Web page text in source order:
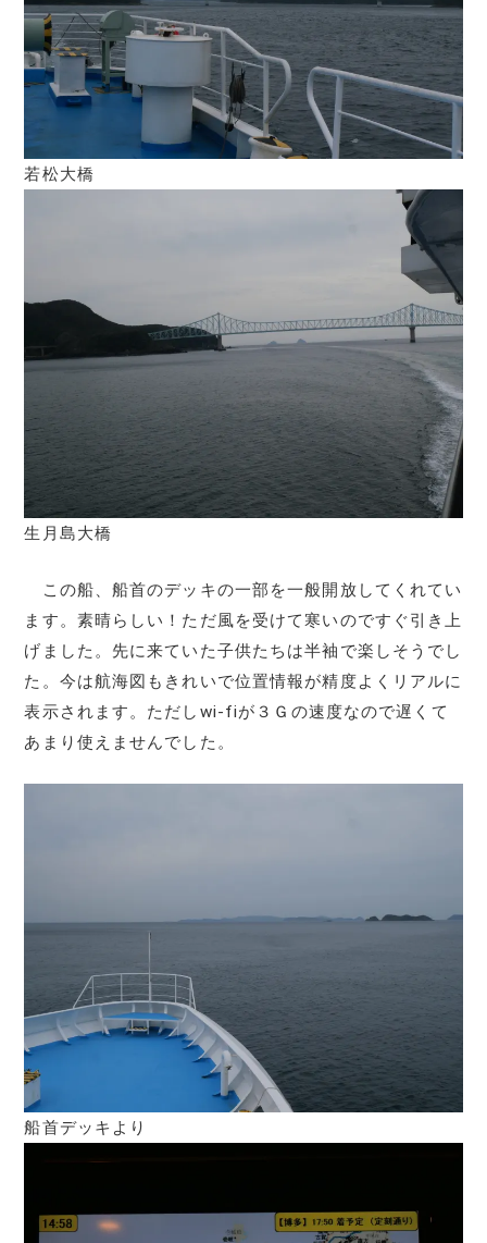
若松大橋
生月島大橋
この船、船首のデッキの一部を一般開放してくれてい
ます。素晴らしい！ただ風を受けて寒いのですぐ引き上
げました。先に来ていた子供たちは半袖で楽しそうでし
た。今は航海図もきれいで位置情報が精度よくリアルに
表示されます。ただしwi-fiが３Ｇの速度なので遅くて
あまり使えませんでした。
船首デッキより